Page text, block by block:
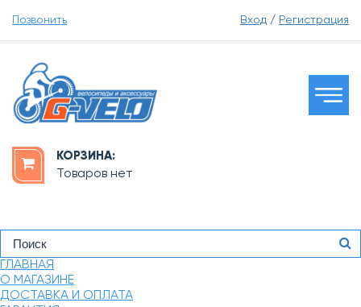
Позвонить Вход / Регистрация
КОРЗИНА:
Товаров нет
ГЛАВНАЯ
О МАГАЗИНЕ
ДОСТАВКА И ОПЛАТА